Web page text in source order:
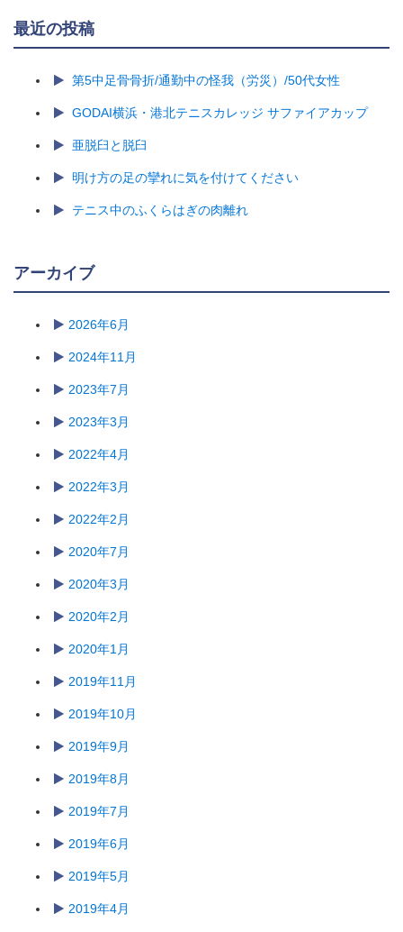
最近の投稿
第5中足骨骨折/通勤中の怪我（労災）/50代女性
GODAI横浜・港北テニスカレッジ サファイアカップ
亜脱臼と脱臼
明け方の足の攣れに気を付けてください
テニス中のふくらはぎの肉離れ
アーカイブ
2026年6月
2024年11月
2023年7月
2023年3月
2022年4月
2022年3月
2022年2月
2020年7月
2020年3月
2020年2月
2020年1月
2019年11月
2019年10月
2019年9月
2019年8月
2019年7月
2019年6月
2019年5月
2019年4月